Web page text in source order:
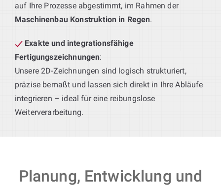
auf Ihre Prozesse abgestimmt, im Rahmen der
Maschinenbau Konstruktion in Regen.
Exakte und integrationsfähige
Fertigungszeichnungen:
Unsere 2D-Zeichnungen sind logisch strukturiert,
präzise bemaßt und lassen sich direkt in Ihre Abläufe
integrieren – ideal für eine reibungslose
Weiterverarbeitung.
Planung, Entwicklung und